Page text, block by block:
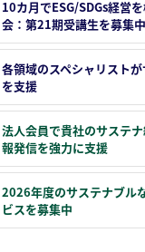
10カ月でESG/SDGs経営
会：第21期受講生を募集中
各領域のスペシャリスト
を支援
法人会員で貴社のサステ
報発信を強力に支援
2026年度のサステナブル
ビスを募集中